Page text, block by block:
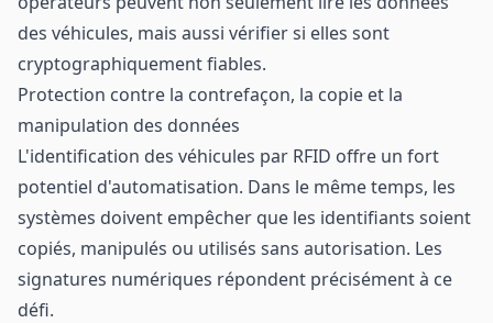
des véhicules, mais aussi vérifier si elles sont
cryptographiquement fiables.
Protection contre la contrefaçon, la copie et la
manipulation des données
L'identification des véhicules par RFID offre un fort
potentiel d'automatisation. Dans le même temps, les
systèmes doivent empêcher que les identifiants soient
copiés, manipulés ou utilisés sans autorisation. Les
signatures numériques répondent précisément à ce
défi.